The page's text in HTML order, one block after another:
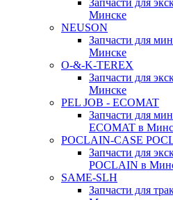
Запчасти для
Минске
NEUSON
Запчасти для
Минске
O-&-K-TEREX
Запчасти для
Минске
PEL JOB - ECOMAT
Запчасти для
ECOMAT в
POCLAIN-CASE
Запчасти для
POCLAIN в
SAME-SLH
Запчасти для